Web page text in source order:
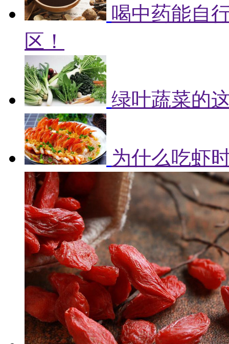
喝中药能自
区！
绿叶蔬菜的
为什么吃虾